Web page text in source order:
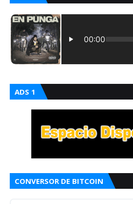
ADS 1
CONVERSOR DE BITCOIN